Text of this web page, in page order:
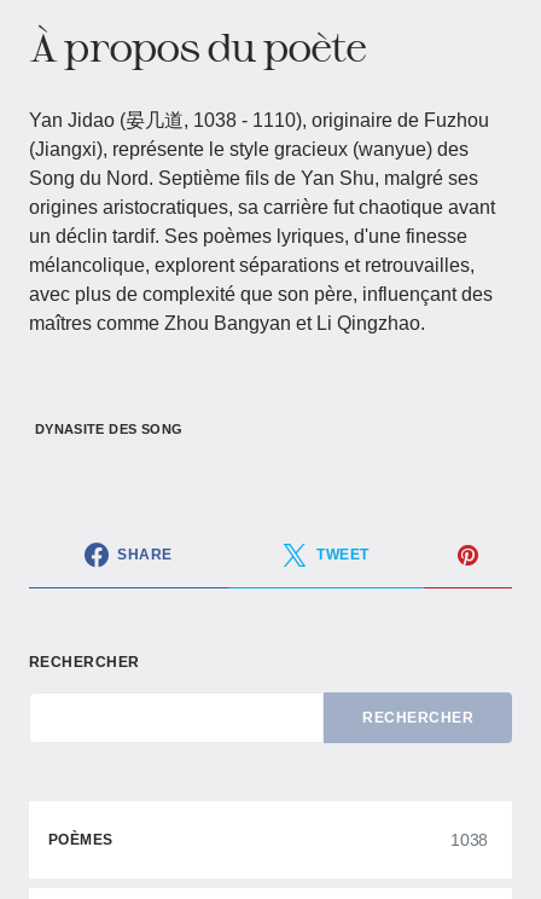
À propos du poète
Yan Jidao (晏几道, 1038 - 1110), originaire de Fuzhou
(Jiangxi), représente le style gracieux (wanyue) des
Song du Nord. Septième fils de Yan Shu, malgré ses
origines aristocratiques, sa carrière fut chaotique avant
un déclin tardif. Ses poèmes lyriques, d'une finesse
mélancolique, explorent séparations et retrouvailles,
avec plus de complexité que son père, influençant des
maîtres comme Zhou Bangyan et Li Qingzhao.
DYNASITE DES SONG
SHARE TWEET
RECHERCHER
RECHERCHER
POÈMES 1038